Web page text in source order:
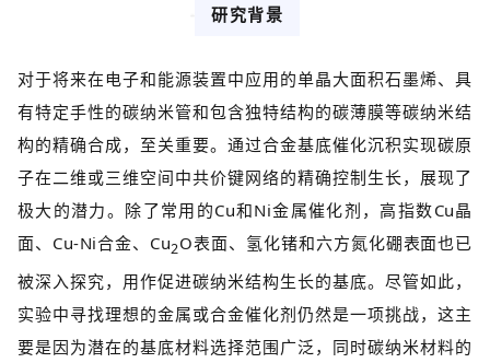
研究背景
对于将来在电子和能源装置中应用的单晶大面积石墨烯、具
有特定手性的碳纳米管和包含独特结构的碳薄膜等碳纳米结
构的精确合成，至关重要。通过合金基底催化沉积实现碳原
子在二维或三维空间中共价键网络的精确控制生长，展现了
极大的潜力。除了常用的Cu和Ni金属催化剂，高指数Cu晶
面、Cu-Ni合金、Cu2O表面、氢化锗和六方氮化硼表面也已
被深入探究，用作促进碳纳米结构生长的基底。尽管如此，
实验中寻找理想的金属或合金催化剂仍然是一项挑战，这主
要是因为潜在的基底材料选择范围广泛，同时碳纳米材料的